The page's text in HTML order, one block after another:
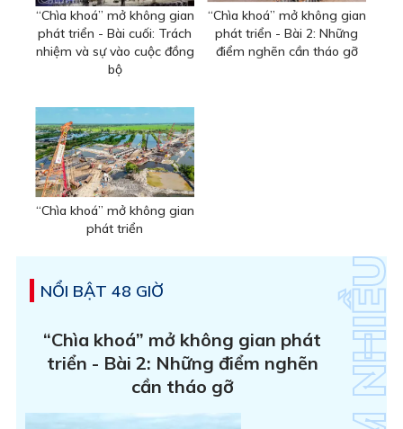
“Chìa khoá” mở không gian
phát triển - Bài cuối: Trách
nhiệm và sự vào cuộc đồng
bộ
“Chìa khoá” mở không gian
phát triển - Bài 2: Những
điểm nghẽn cần tháo gỡ
“Chìa khoá” mở không gian
phát triển
NỔI BẬT 48 GIỜ
“Chìa khoá” mở không gian phát
triển - Bài 2: Những điểm nghẽn
cần tháo gỡ